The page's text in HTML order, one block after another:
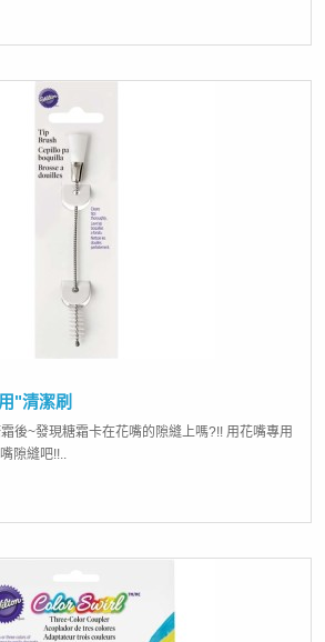
"清潔刷
後~發現糖霜卡在花嘴的隙縫上嗎?!! 用花嘴專用
隙縫吧!!..